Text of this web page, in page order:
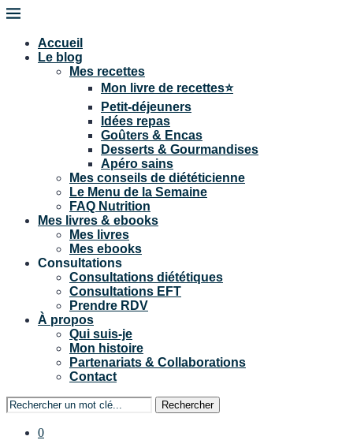
Accueil
Le blog
Mes recettes
Mon livre de recettes⭐
Petit-déjeuners
Idées repas
Goûters & Encas
Desserts & Gourmandises
Apéro sains
Mes conseils de diététicienne
Le Menu de la Semaine
FAQ Nutrition
Mes livres & ebooks
Mes livres
Mes ebooks
Consultations
Consultations diététiques
Consultations EFT
Prendre RDV
À propos
Qui suis-je
Mon histoire
Partenariats & Collaborations
Contact
Rechercher
0